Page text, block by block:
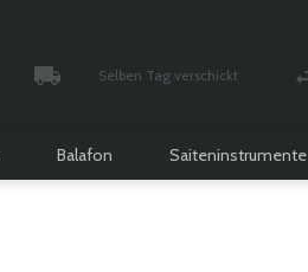
Selben Tag verschickt
Balafon Saiteninstrumente